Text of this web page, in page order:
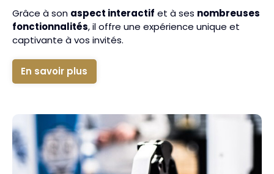
Grâce à son aspect interactif et à ses nombreuses
fonctionnalités, il offre une expérience unique et
captivante à vos invités.
En savoir plus